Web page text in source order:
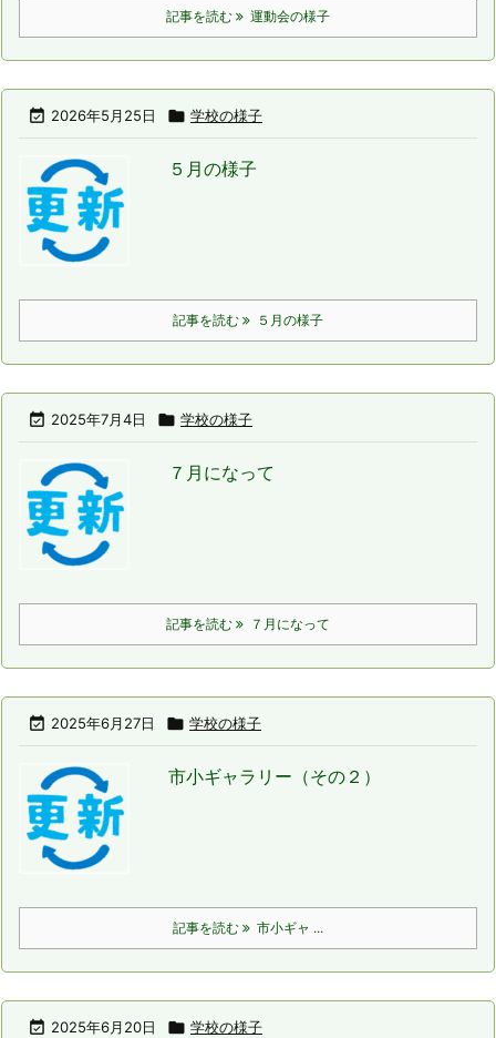
記事を読む 運動会の様子
 2026年5月25日  学校の様子
５月の様子
記事を読む ５月の様子
 2025年7月4日  学校の様子
７月になって
記事を読む ７月になって
 2025年6月27日  学校の様子
市小ギャラリー（その２）
記事を読む 市小ギャ ...
 2025年6月20日  学校の様子